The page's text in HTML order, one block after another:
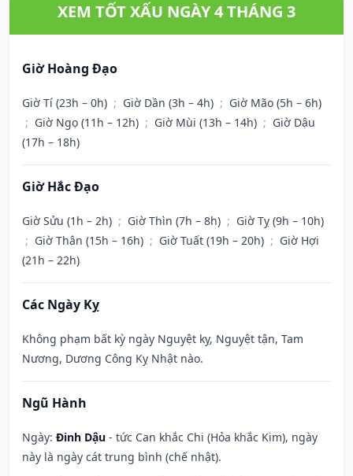
XEM TỐT XẤU NGÀY 4 THÁNG 3
Giờ Hoàng Đạo
Giờ Tí (23h – 0h) ; Giờ Dần (3h – 4h) ; Giờ Mão (5h – 6h)
; Giờ Ngọ (11h – 12h) ; Giờ Mùi (13h – 14h) ; Giờ Dậu
(17h – 18h)
Giờ Hắc Đạo
Giờ Sửu (1h – 2h) ; Giờ Thìn (7h – 8h) ; Giờ Tỵ (9h – 10h)
; Giờ Thân (15h – 16h) ; Giờ Tuất (19h – 20h) ; Giờ Hợi
(21h – 22h)
Các Ngày Kỵ
Không phạm bất kỳ ngày Nguyệt kỵ, Nguyệt tận, Tam
Nương, Dương Công Kỵ Nhật nào.
Ngũ Hành
Ngày: Đinh Dậu - tức Can khắc Chi (Hỏa khắc Kim), ngày
này là ngày cát trung bình (chế nhật).